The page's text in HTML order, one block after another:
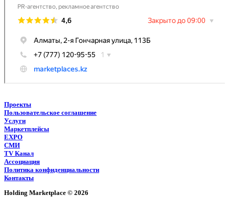
Проекты
Пользовательское соглашение
Услуги
Маркетплейсы
EXPO
СМИ
TV Канал
Ассоциация
Политика конфиденциальности
Контакты
Holding Marketplace © 2026